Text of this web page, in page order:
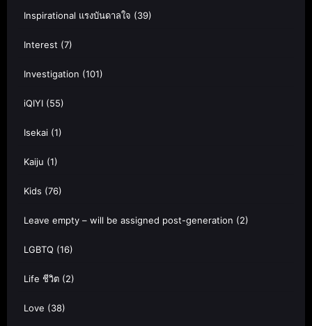
Inspirational แรงบันดาลใจ (39)
Interest (7)
Investigation (101)
iQIYI (55)
Isekai (1)
Kaiju (1)
Kids (76)
Leave empty – will be assigned post-generation (2)
LGBTQ (16)
Life ชีวิต (2)
Love (38)